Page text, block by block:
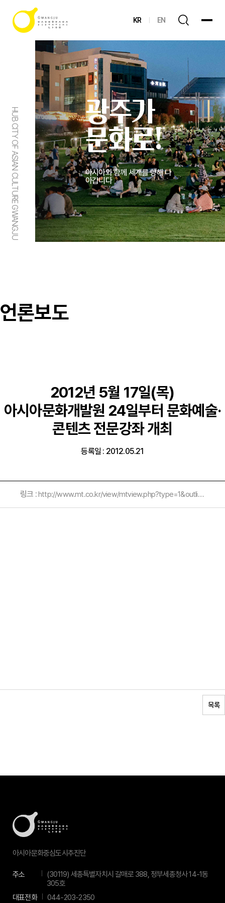
KR EN
HUB CITY OF ASIAN CULTURE GWANGJU
광주가
문화로!
아시아와 함께 세계를 향해 나
아갑니다
언론보도
2012년 5월 17일(목)
아시아문화개발원 24일부터 문화예술·
콘텐츠 전문강좌 개최
등록일 : 2012.05.21
링크 :http://www.mt.co.kr/view/mtview.php?type=1&outlink=1&no=2012051711228233702
목록
아시아문화중심도시추진단
주소
(30119) 세종특별자치시 갈매로 388, 정부세종청사 14-1동
305호
대표전화
044-203-2350